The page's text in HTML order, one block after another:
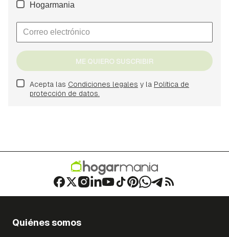
Hogarmania
ME QUIERO SUSCRIBIR
Acepta las Condiciones legales y la Política de
protección de datos.
Quiénes somos